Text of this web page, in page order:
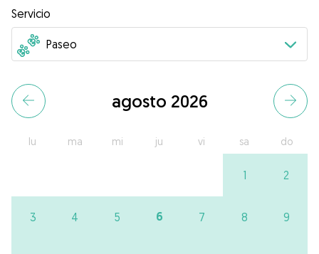
Servicio
agosto 2026
lu ma mi ju vi sa do
1 2
3 4 5 6 7 8 9